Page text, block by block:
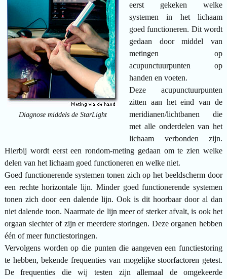
Diagnose middels de StarLight
eerst gekeken welke
systemen in het lichaam
goed functioneren. Dit wordt
gedaan door middel van
metingen op
acupunctuurpunten op
handen en voeten.
Deze acupunctuurpunten
zitten aan het eind van de
meridianen/lichtbanen die
met alle onderdelen van het
lichaam verbonden zijn.
Hierbij wordt eerst een rondom-meting gedaan om te zien welke
delen van het lichaam goed functioneren en welke niet.
Goed functionerende systemen tonen zich op het beeldscherm door
een rechte horizontale lijn. Minder goed functionerende systemen
tonen zich door een dalende lijn. Ook is dit hoorbaar door al dan
niet dalende toon. Naarmate de lijn meer of sterker afvalt, is ook het
orgaan slechter of zijn er meerdere storingen. Deze organen hebben
één of meer functiestoringen.
Vervolgens worden op die punten die aangeven een functiestoring
te hebben, bekende frequenties van mogelijke stoorfactoren getest.
De frequenties die wij testen zijn allemaal de omgekeerde